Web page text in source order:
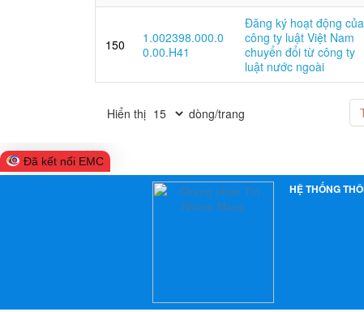
150
1.002398.000.0
0.00.H41
Đăng ký hoạt động của
công ty luật Việt Nam
chuyển đổi từ công ty
luật nước ngoài
Hiển thị dòng/trang
Đã kết nối EMC
HỆ THỐNG